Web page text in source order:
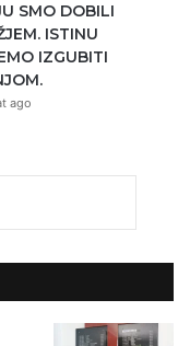
SMO DOBILI
ISTINU
IZGUBITI
ago